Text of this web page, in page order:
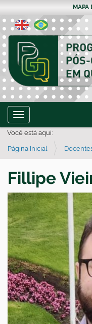
MAPA
Toggle navigation
Você está aqui:
Página Inicial
Fillipe